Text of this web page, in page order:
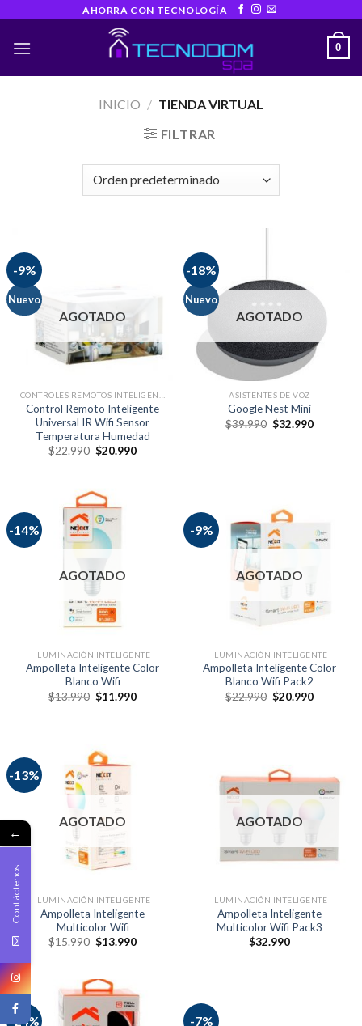
content
AHORRA CON TECNOLOGÍA
0
INICIO / TIENDA VIRTUAL
FILTRAR
-9%
Nuevo
AGOTADO
Control Remoto Inteligente
Universal IR Wifi Sensor
Temperatura Humedad
$22.990 $20.990
-18%
Nuevo
AGOTADO
ASISTENTES DE VOZ
Google Nest Mini
$39.990 $32.990
-14%
AGOTADO
ILUMINACIÓN INTELIGENTE
Ampolleta Inteligente Color
Blanco Wifi
$13.990 $11.990
-9%
AGOTADO
ILUMINACIÓN INTELIGENTE
Ampolleta Inteligente Color
Blanco Wifi Pack2
$22.990 $20.990
-13%
AGOTADO
ILUMINACIÓN INTELIGENTE
Ampolleta Inteligente
Multicolor Wifi
$15.990 $13.990
AGOTADO
ILUMINACIÓN INTELIGENTE
Ampolleta Inteligente
Multicolor Wifi Pack3
$32.990
-24% -7%
←
Contáctenos